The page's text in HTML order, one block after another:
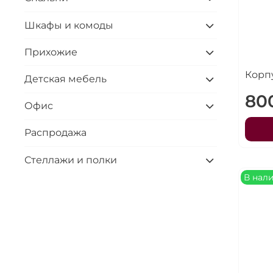
В
Шкафы и комоды
Прихожие
Детская мебель
Офис
Распродажа
Стеллажи и полки